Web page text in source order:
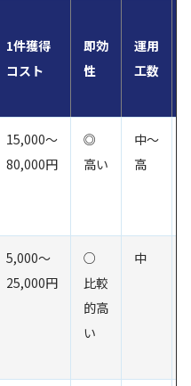
1件獲得
コスト
即効
性
運用
工数
15,000〜
80,000円
◎
高い
中〜
高
5,000〜
25,000円
○
比較
的高
い
中